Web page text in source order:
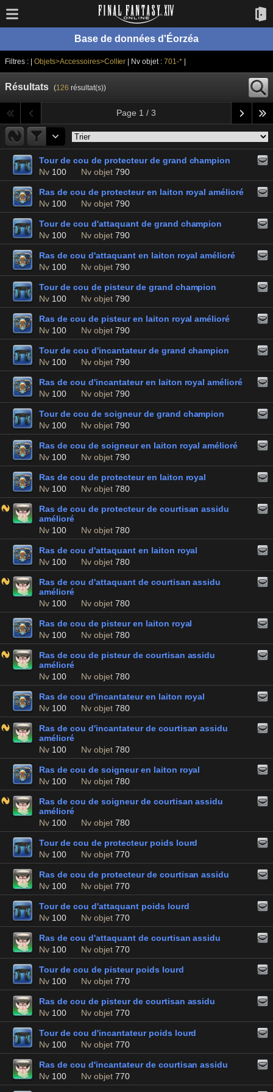
Base de données d'Éorzéa
Filtres : | Objets>Accessoires>Collier | Nv objet :701-*
Résultats (126 résultat(s))
Page 1 / 3
Tour de cou de protecteur de grand champion
Nv 100 Nv objet 790
Ras de cou de protecteur en laiton royal amélioré
Nv 100 Nv objet 790
Tour de cou d'attaquant de grand champion
Nv 100 Nv objet 790
Ras de cou d'attaquant en laiton royal amélioré
Nv 100 Nv objet 790
Tour de cou de pisteur de grand champion
Nv 100 Nv objet 790
Ras de cou de pisteur en laiton royal amélioré
Nv 100 Nv objet 790
Tour de cou d'incantateur de grand champion
Nv 100 Nv objet 790
Ras de cou d'incantateur en laiton royal amélioré
Nv 100 Nv objet 790
Tour de cou de soigneur de grand champion
Nv 100 Nv objet 790
Ras de cou de soigneur en laiton royal amélioré
Nv 100 Nv objet 790
Ras de cou de protecteur en laiton royal
Nv 100 Nv objet 780
Ras de cou de protecteur de courtisan assidu
amélioré
Nv 100 Nv objet 780
Ras de cou d'attaquant en laiton royal
Nv 100 Nv objet 780
Ras de cou d'attaquant de courtisan assidu
amélioré
Nv 100 Nv objet 780
Ras de cou de pisteur en laiton royal
Nv 100 Nv objet 780
Ras de cou de pisteur de courtisan assidu
amélioré
Nv 100 Nv objet 780
Ras de cou d'incantateur en laiton royal
Nv 100 Nv objet 780
Ras de cou d'incantateur de courtisan assidu
amélioré
Nv 100 Nv objet 780
Ras de cou de soigneur en laiton royal
Nv 100 Nv objet 780
Ras de cou de soigneur de courtisan assidu
amélioré
Nv 100 Nv objet 780
Tour de cou de protecteur poids lourd
Nv 100 Nv objet 770
Ras de cou de protecteur de courtisan assidu
Nv 100 Nv objet 770
Tour de cou d'attaquant poids lourd
Nv 100 Nv objet 770
Ras de cou d'attaquant de courtisan assidu
Nv 100 Nv objet 770
Tour de cou de pisteur poids lourd
Nv 100 Nv objet 770
Ras de cou de pisteur de courtisan assidu
Nv 100 Nv objet 770
Tour de cou d'incantateur poids lourd
Nv 100 Nv objet 770
Ras de cou d'incantateur de courtisan assidu
Nv 100 Nv objet 770